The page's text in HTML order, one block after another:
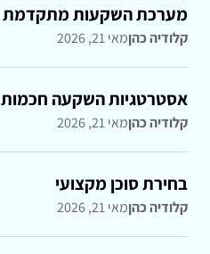
מערכת השקעות מתקדמת
קלודיה כהןמאי 21, 2026
אסטרטגיות השקעה חכמות
קלודיה כהןמאי 21, 2026
בחירת סוכן מקצועי
קלודיה כהןמאי 21, 2026